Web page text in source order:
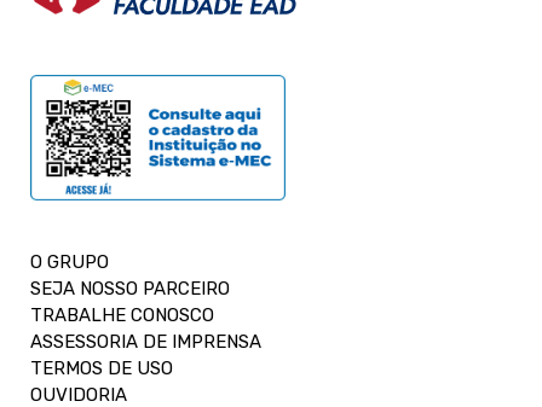
O GRUPO
SEJA NOSSO PARCEIRO
TRABALHE CONOSCO
ASSESSORIA DE IMPRENSA
TERMOS DE USO
OUVIDORIA